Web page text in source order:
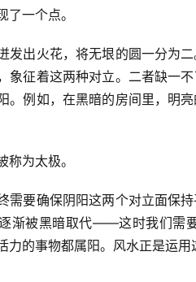
一个点。
发出火花，将无垠的圆一分为
象征着这两种对立。二者缺一
。例如，在黑暗的房间里，明
为太极。
需要确保阴阳这两个对立面保
渐被黑暗取代——这时我们需
力的事物都属阳。风水正是运